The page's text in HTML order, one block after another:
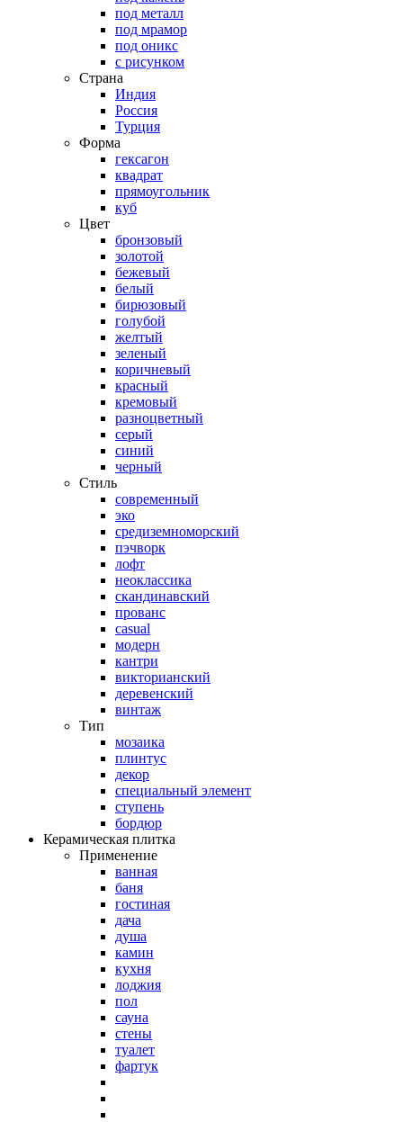
под металл
под мрамор
под оникс
с рисунком
Страна
Индия
Россия
Турция
Форма
гексагон
квадрат
прямоугольник
куб
Цвет
бронзовый
золотой
бежевый
белый
бирюзовый
голубой
желтый
зеленый
коричневый
красный
кремовый
разноцветный
серый
синий
черный
Стиль
современный
эко
средиземноморский
пэчворк
лофт
неоклассика
скандинавский
прованс
casual
модерн
кантри
викторианский
деревенский
винтаж
Тип
мозаика
плинтус
декор
специальный элемент
ступень
бордюр
Керамическая плитка
Применение
ванная
баня
гостиная
дача
душа
камин
кухня
лоджия
пол
сауна
стены
туалет
фартук